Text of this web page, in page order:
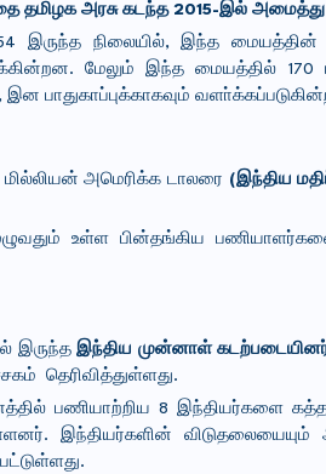
தமிழக அரசு கடந்த 2015-இல் அமைத்து
இருந்த நிலையில், இந்த மையத்தின்
மேலும் இந்த மையத்தில்
பாதுகாப்புக்காகவும்
மில்லியன் அமெரிக்க டாலரை (இந்திய
உள்ள பின்தங்கிய
இருந்தஇந்திய முன்னாள்
தெரிவித்துள்ளது.
பணியாற்றிய 8 இந்தியர்களை
இந்தியர்களின்